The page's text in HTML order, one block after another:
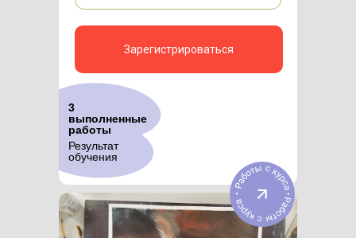
Зарегистрироваться
Результат
обучения
3
выполненные
работы